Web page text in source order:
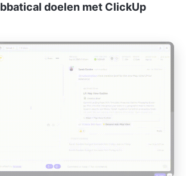
doelen met ClickUp